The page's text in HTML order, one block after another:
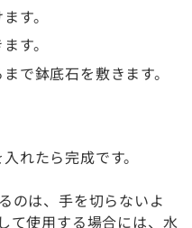
す。
す。
で鉢底石を敷きます。
れたら完成です。
のは、手を切らないよ
て使用する場合には、水